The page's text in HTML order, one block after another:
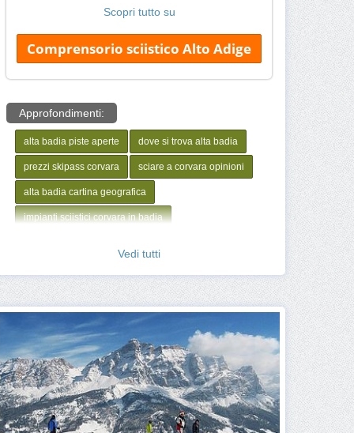
Scopri tutto su
Comprensorio sciistico Alto Adige
Approfondimenti:
alta badia piste aperte dove si trova alta badia
prezzi skipass corvara sciare a corvara opinioni
alta badia cartina geografica
impianti sciistici corvara in badia
Pista Gran Risa
Quanto costa sciare a Comprensorio sciistico Alta Badia
Maestro sci Comprensorio sciistico Alta Badia
Corso sci Comprensorio sciistico Alta Badia
Apertura impianti Comprensorio sciistico Alta Badia
Webcam Comprensorio sciistico Alta Badia
Vedi tutti